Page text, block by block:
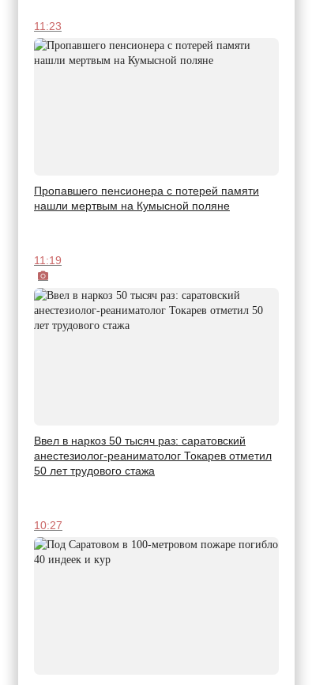
11:23
Пропавшего пенсионера с потерей памяти
нашли мертвым на Кумысной поляне
11:19
Ввел в наркоз 50 тысяч раз: саратовский
анестезиолог-реаниматолог Токарев отметил
50 лет трудового стажа
10:27